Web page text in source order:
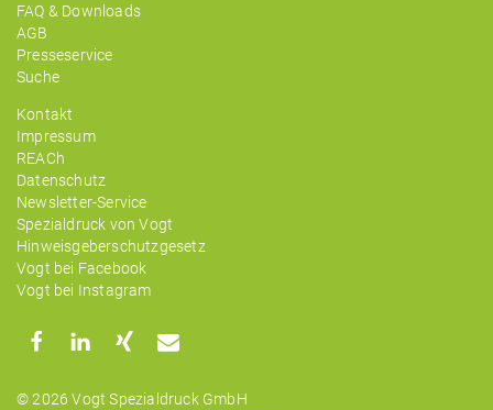
FAQ & Downloads
AGB
Presseservice
Suche
Kontakt
Impressum
REACh
Datenschutz
Newsletter-Service
Spezialdruck von Vogt
Hinweisgeberschutzgesetz
Vogt bei Facebook
Vogt bei Instagram
© 2026 Vogt Spezialdruck GmbH